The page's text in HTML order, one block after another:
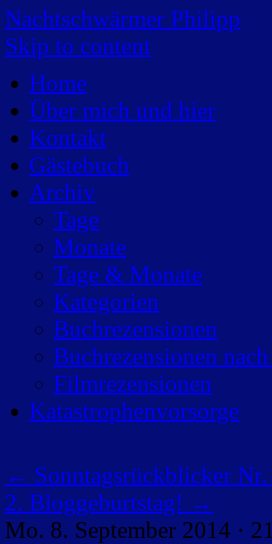
Nachtschwärmer Philipp
Skip to content
Home
Über mich und hier
Kontakt
Gästebuch
Archiv
Tage
Monate
Tage & Monate
Kategorien
Buchrezensionen
Buchrezensionen
Filmrezensionen
Katastrophenvorsorge
← Sonntagsrückblicker
2. Bloggeburtstag! →
Mo. 8. September 2014 ·